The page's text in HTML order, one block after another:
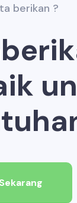
berikan ?